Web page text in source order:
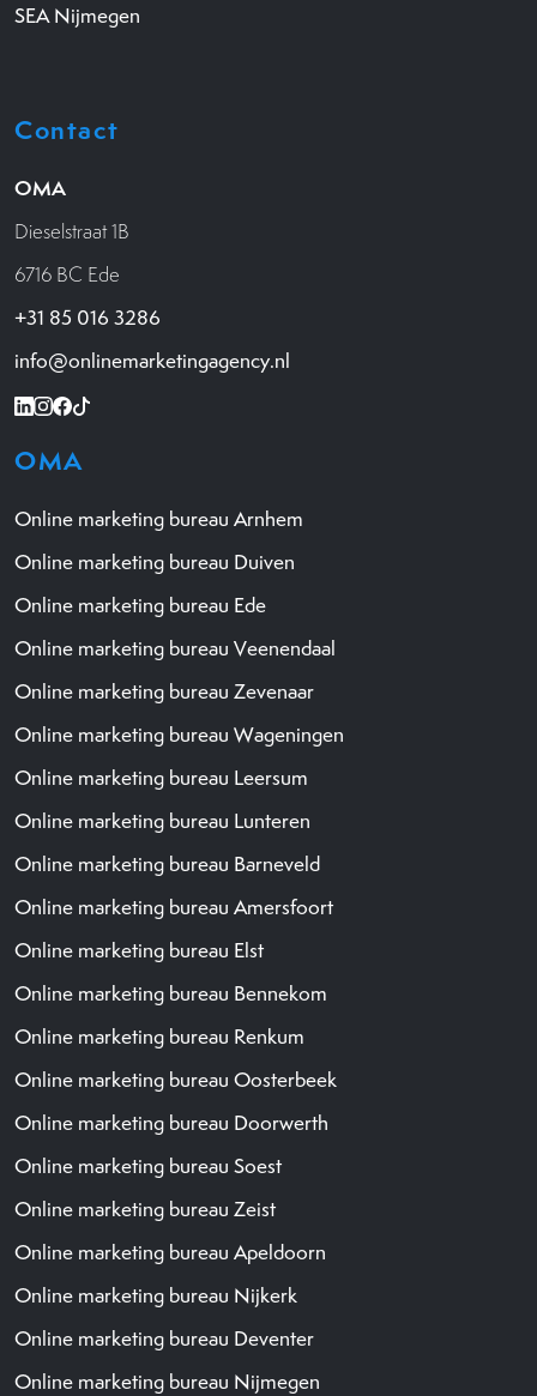
SEA Nijmegen
Contact
OMA
Dieselstraat 1B
6716 BC Ede
+31 85 016 3286
info@onlinemarketingagency.nl
OMA
Online marketing bureau Arnhem
Online marketing bureau Duiven
Online marketing bureau Ede
Online marketing bureau Veenendaal
Online marketing bureau Zevenaar
Online marketing bureau Wageningen
Online marketing bureau Leersum
Online marketing bureau Lunteren
Online marketing bureau Barneveld
Online marketing bureau Amersfoort
Online marketing bureau Elst
Online marketing bureau Bennekom
Online marketing bureau Renkum
Online marketing bureau Oosterbeek
Online marketing bureau Doorwerth
Online marketing bureau Soest
Online marketing bureau Zeist
Online marketing bureau Apeldoorn
Online marketing bureau Nijkerk
Online marketing bureau Deventer
Online marketing bureau Nijmegen